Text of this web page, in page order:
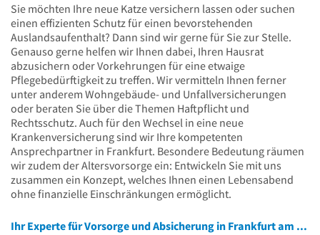
Sie möchten Ihre neue Katze versichern lassen oder suchen
einen effizienten Schutz für einen bevorstehenden
Auslandsaufenthalt? Dann sind wir gerne für Sie zur Stelle.
Genauso gerne helfen wir Ihnen dabei, Ihren Hausrat
abzusichern oder Vorkehrungen für eine etwaige
Pflegebedürftigkeit zu treffen. Wir vermitteln Ihnen ferner
unter anderem Wohngebäude- und Unfallversicherungen
oder beraten Sie über die Themen Haftpflicht und
Rechtsschutz. Auch für den Wechsel in eine neue
Krankenversicherung sind wir Ihre kompetenten
Ansprechpartner in Frankfurt. Besondere Bedeutung räumen
wir zudem der Altersvorsorge ein: Entwickeln Sie mit uns
zusammen ein Konzept, welches Ihnen einen Lebensabend
ohne finanzielle Einschränkungen ermöglicht.
Ihr Experte für Vorsorge und Absicherung in Frankfurt am Main